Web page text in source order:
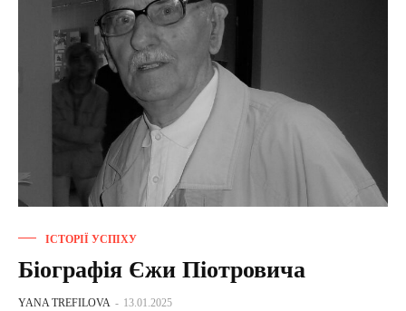
ІСТОРІЇ УСПІХУ
Біографія Єжи Піотровича
YANA TREFILOVA - 13.01.2025